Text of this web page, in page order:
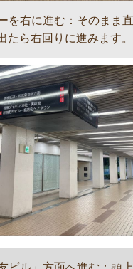
を右に進む：そのまま
たら右回りに進みます。